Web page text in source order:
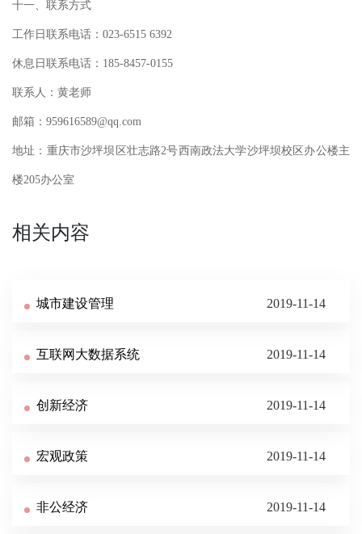
十一、联系方式
工作日联系电话： 023-6515 6392
休息日联系电话： 185-8457-0155
联系人： 黄老师
邮箱： 959616589@qq.com
地址：重庆市沙坪坝区壮志路2号西南政法大学沙坪坝校区办公楼主
楼205办公室
相关内容
城市建设管理 2019-11-14
互联网大数据系统 2019-11-14
创新经济 2019-11-14
宏观政策 2019-11-14
非公经济 2019-11-14